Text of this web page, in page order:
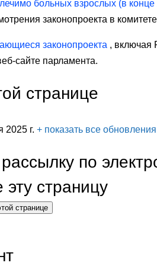
больных взрослых (в
законопроекта в
законопроекта , включая
сайте парламента.
странице
2025 г. + показать все обновления
по
эту страницу
странице